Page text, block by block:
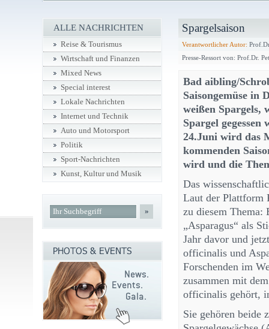
Spargelsaison
Verantwortlicher Autor:
Presse-Ressort von: Prof.Dr.
Bad aibling/
Saisongemüse in
weißen Spargels,
Spargel
24.Juni wird das
kommenden
wird und die
Das
Laut der Plattform
zu diesem Thema:
„Asparagus“ als
Jahr davor und
officinalis und
Forschenden im
zusammen mit
officinalis gehört,
Sie gehören beide
ALLE NACHRICHTEN
Reise & Tourismus
Wirtschaft und Finanzen
Mixed News
Special interest
Lokale Nachrichten
Internet und Technik
Auto und Motorsport
Politik
Sport-Nachrichten
Kunst, Kultur und Musik
»